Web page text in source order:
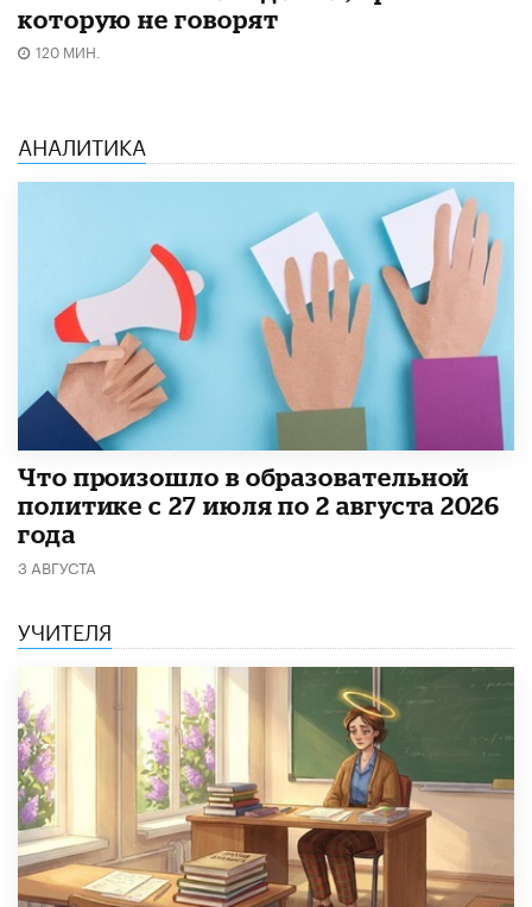
которую не говорят
120 МИН.
АНАЛИТИКА
​Что произошло в образовательной
политике с 27 июля по 2 августа 2026
года
3 АВГУСТА
УЧИТЕЛЯ